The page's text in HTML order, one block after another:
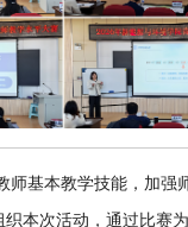
师基本教学技能，加强
本次活动，通过比赛